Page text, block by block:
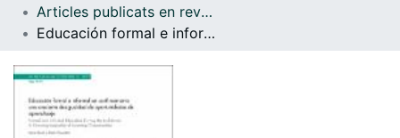
Com publicar
Articles publicats en revistes (Ciència Política, Dret Constitucional i Filosofia del Dret)
Educación formal e informal en confinamiento: una creciente desigualdad de oportunidades de aprendizaje